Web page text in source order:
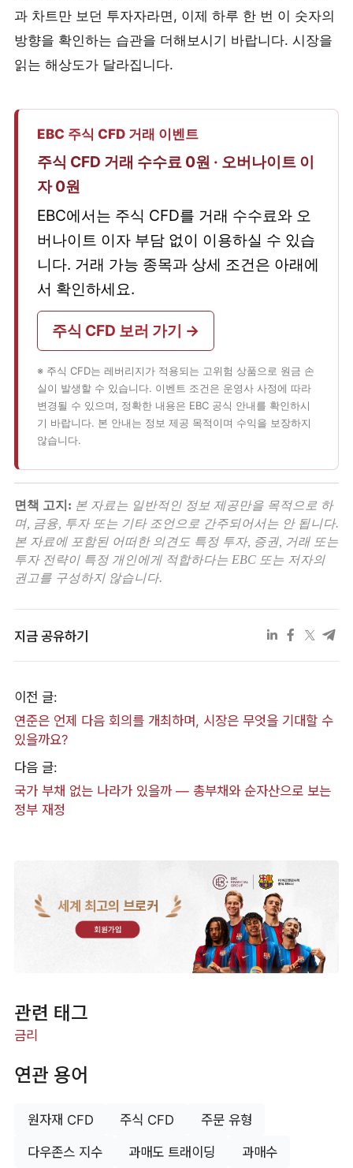
과 차트만 보던 투자자라면, 이제 하루 한 번 이 숫자의
방향을 확인하는 습관을 더해보시기 바랍니다. 시장을
읽는 해상도가 달라집니다.
EBC 주식 CFD 거래 이벤트
주식 CFD 거래 수수료 0원 · 오버나이트 이
자 0원
EBC에서는 주식 CFD를 거래 수수료와 오
버나이트 이자 부담 없이 이용하실 수 있습
니다. 거래 가능 종목과 상세 조건은 아래에
서 확인하세요.
주식 CFD 보러 가기 →
※ 주식 CFD는 레버리지가 적용되는 고위험 상품으로 원금 손
실이 발생할 수 있습니다. 이벤트 조건은 운영사 사정에 따라
변경될 수 있으며, 정확한 내용은 EBC 공식 안내를 확인하시
기 바랍니다. 본 안내는 정보 제공 목적이며 수익을 보장하지
않습니다.
면책 고지: 본 자료는 일반적인 정보 제공만을 목적으로 하
며, 금융, 투자 또는 기타 조언으로 간주되어서는 안 됩니다.
본 자료에 포함된 어떠한 의견도 특정 투자, 증권, 거래 또는
투자 전략이 특정 개인에게 적합하다는 EBC 또는 저자의
권고를 구성하지 않습니다.
지금 공유하기
이전 글:
연준은 언제 다음 회의를 개최하며, 시장은 무엇을 기대할 수
있을까요?
다음 글:
국가 부채 없는 나라가 있을까 — 총부채와 순자산으로 보는
정부 재정
세계 최고의 브로커
회원가입
관련 태그
금리
연관 용어
원자재 CFD 주식 CFD 주문 유형
다우존스 지수 과매도 트래이딩 과매수